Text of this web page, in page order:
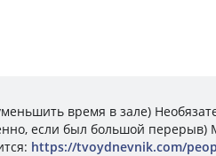
время в зале)
если был большой перерыв)
https://tvoydnevnik.com/